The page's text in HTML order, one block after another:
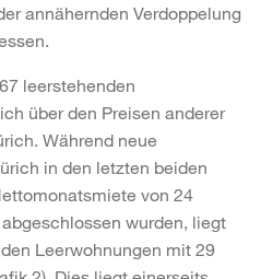
annähernden Verdoppelung
leerstehenden
über den Preisen anderer
Während neue
in den letzten beiden
von 24
wurden, liegt
Leerwohnungen mit 29